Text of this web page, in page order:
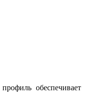
обеспечивает